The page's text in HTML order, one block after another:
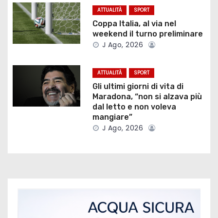
o
n
a
t
ATTUALITÀ SPORT
Coppa Italia, al via nel
weekend il turno preliminare
J Ago, 2026
ATTUALITÀ SPORT
Gli ultimi giorni di vita di
Maradona, “non si alzava più
dal letto e non voleva
mangiare”
J Ago, 2026